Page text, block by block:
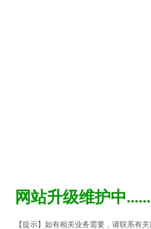
网站升级维护中......
【提示】如有相关业务需要，请联系有